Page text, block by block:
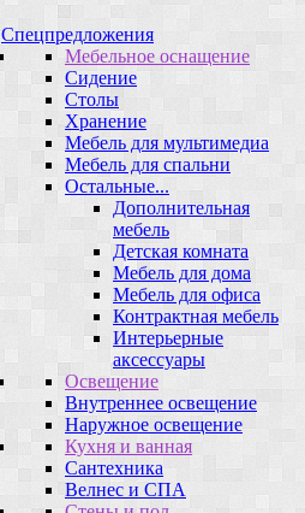
Спецпредложения
Мебельное оснащение
Сидение
Столы
Хранение
Мебель для мультимедиа
Мебель для спальни
Остальные...
Дополнительная
мебель
Детская комната
Мебель для дома
Мебель для офиса
Контрактная мебель
Интерьерные
аксессуары
Освещение
Внутреннее освещение
Наружное освещение
Кухня и ванная
Сантехника
Велнес и СПА